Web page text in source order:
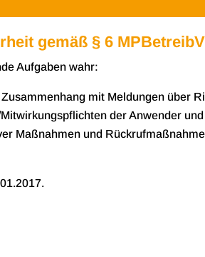
gemäß § 6 MPBetreibV
Auf­ga­ben wahr:
mit Mel­dun­gen über
der Anwen­der
Maß­nah­men und